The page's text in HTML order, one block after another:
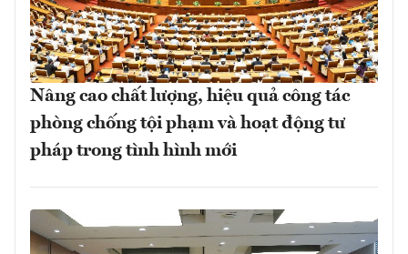
Nâng cao chất lượng, hiệu quả công tác
phòng chống tội phạm và hoạt động tư
pháp trong tình hình mới